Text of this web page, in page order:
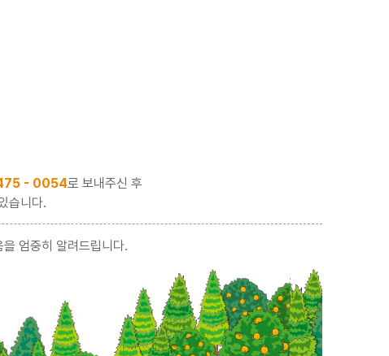
- 0054로 보내주신 후
습니다.
을 엄중히 알려드립니다.